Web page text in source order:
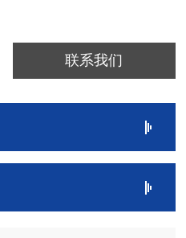
联系我们